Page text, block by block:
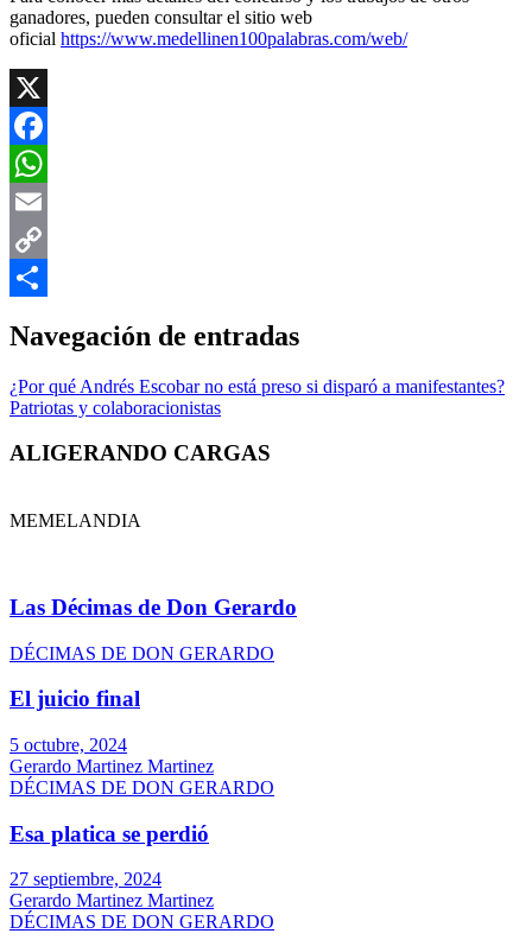
ganadores, pueden consultar el sitio web
oficial https://www.medellinen100palabras.com/web/
X
Facebook
WhatsApp
Email
Copy
Navegación de entradas
¿Por qué Andrés Escobar no está preso si disparó a manifestantes?
Patriotas y colaboracionistas
ALIGERANDO CARGAS
MEMELANDIA
Las Décimas de Don Gerardo
DÉCIMAS DE DON GERARDO
El juicio final
5 octubre, 2024
Gerardo Martinez Martinez
DÉCIMAS DE DON GERARDO
Esa platica se perdió
27 septiembre, 2024
Gerardo Martinez Martinez
DÉCIMAS DE DON GERARDO